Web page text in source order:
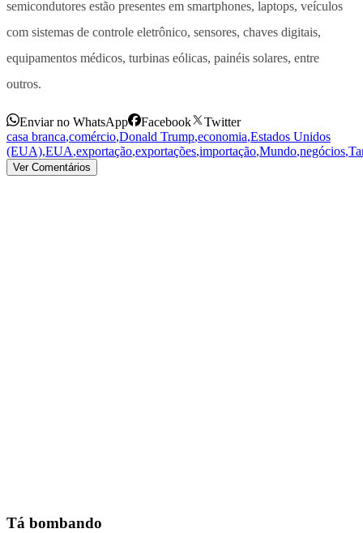
semicondutores estão presentes em smartphones, laptops, veículos
com sistemas de controle eletrônico, sensores, chaves digitais,
equipamentos médicos, turbinas eólicas, painéis solares, entre
outros.
Enviar no WhatsApp Facebook
Twitter
casa branca,comércio,Donald Trump,economia,Estados Unidos
(EUA),EUA,exportação,exportações,importação,Mundo,negócios,
Ver Comentários
Tá bombando